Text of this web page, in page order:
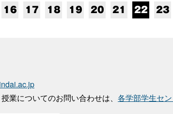
16 17 18 19 20 21 22 23
業についてのお問い合わせは、 各学部学生セ